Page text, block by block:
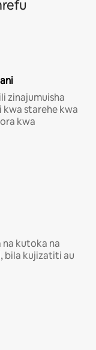
zinajumuisha
kwa starehe kwa
kwa
na kutoka na
bila kujizatiti au